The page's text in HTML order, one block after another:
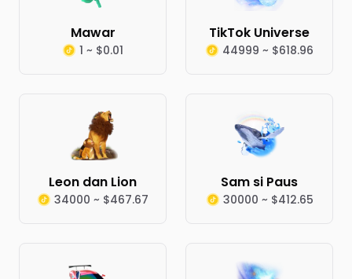
Mawar
1 ~ $0.01
TikTok Universe
44999 ~ $618.96
Leon dan Lion
34000 ~ $467.67
Sam si Paus
30000 ~ $412.65